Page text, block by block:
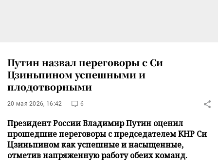
Путин назвал переговоры с Си
Цзиньпином успешными и
плодотворными
20 мая 2026, 16:42 6
Президент России Владимир Путин оценил
прошедшие переговоры с председателем КНР Си
Цзиньпином как успешные и насыщенные,
отметив напряженную работу обеих команд.